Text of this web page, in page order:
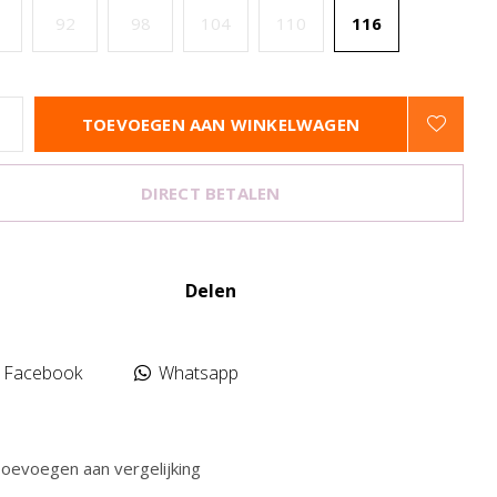
92 98 104 110 116
TOEVOEGEN AAN WINKELWAGEN
DIRECT BETALEN
Delen
Facebook Whatsapp
aan vergelijking